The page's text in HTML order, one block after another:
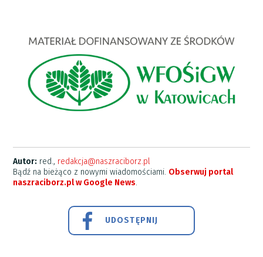
Autor: red., redakcja@naszraciborz.pl
Bądź na bieżąco z nowymi wiadomościami. Obserwuj portal
naszraciborz.pl w Google News.
UDOSTĘPNIJ